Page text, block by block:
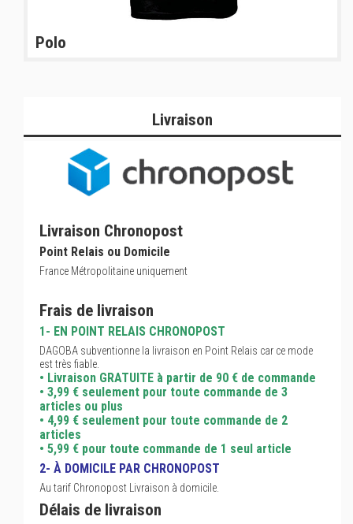
Polo
Livraison
Livraison Chronopost
Point Relais ou Domicile
France Métropolitaine uniquement
Frais de livraison
1- EN POINT RELAIS CHRONOPOST
DAGOBA subventionne la livraison en Point Relais car ce mode
est très fiable.
• Livraison GRATUITE à partir de 90 € de commande
• 3,99 € seulement pour toute commande de 3
articles ou plus
• 4,99 € seulement pour toute commande de 2
articles
• 5,99 € pour toute commande de 1 seul article
2- À DOMICILE PAR CHRONOPOST
Au tarif Chronopost Livraison à domicile.
Délais de livraison